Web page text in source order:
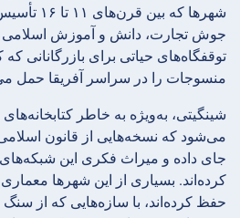
شهرها که
جوش تجارت، دانش و آموزش اسلامی
توقفگاه‌های حیاتی برای بازرگانانی که
منسوجات را در سراسر آفریقا حمل
شینگیتی، به‌ویژه به خاطر
می‌شود که نسخه‌هایی از قانون
جای داده و میراث فکری این
کرده‌اند. بسیاری از این شهرها
حفظ کرده‌اند، با سازه‌هایی که از